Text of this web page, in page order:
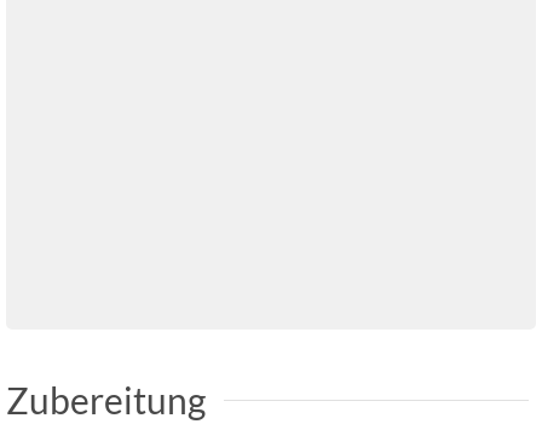
Zubereitung